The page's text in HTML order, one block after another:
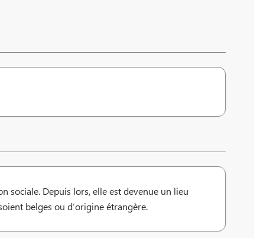
sociale. Depuis lors, elle est devenue un lieu
belges ou d’origine étrangère.